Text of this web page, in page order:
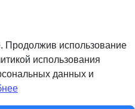
использование
использования
данных и